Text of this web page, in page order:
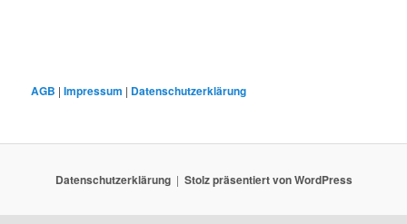
AGB |Impressum | Datenschutzerklärung
Datenschutzerklärung Stolz präsentiert von WordPress